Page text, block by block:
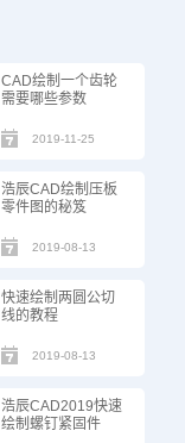
CAD绘制一个齿轮
需要哪些参数
2019-11-25
浩辰CAD绘制压板
零件图的秘笈
2019-08-13
快速绘制两圆公切
线的教程
2019-08-13
浩辰CAD2019快速
绘制螺钉紧固件